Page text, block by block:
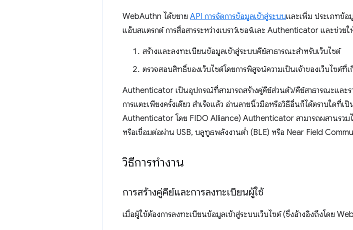
WebAuthn ได้ขยาย API การจัดการข้อมูลเข้าสู่ระบบและเพิ่ม ประเภทข้อ
แอ็บสแตรกต์ การสื่อสารระหว่างเบราว์เซอร์และ Authenticator และช่วย
สร้างและลงทะเบียนข้อมูลเข้าสู่ระบบคีย์สาธารณะสำหรับเว็บไซต์
ตรวจสอบสิทธิ์ของเว็บไซต์โดยการพิสูจน์ความเป็นเจ้าของเว็บไซต์ที่เ
Authenticator เป็นอุปกรณ์ที่สามารถสร้างคู่คีย์ส่วนตัว/คีย์สาธารณะและ
การแตะเพียงครั้งเดียว สำเร็จแล้ว อ่านลายนิ้วมือหรือวิธีอื่นก็ได้ตราบใดที่เ
Authenticator โดย FIDO Alliance) Authenticator สามารถผสานรว
หรือเชื่อมต่อผ่าน USB, บลูทูธพลังงานต่ำ (BLE) หรือ Near Field
วิธีการทำงาน
การสร้างคู่คีย์และการลงทะเบียนผู้ใช้
เมื่อผู้ใช้ต้องการลงทะเบียนข้อมูลเข้าสู่ระบบเว็บไซต์ (ซึ่งอ้างอิงถึงโดย